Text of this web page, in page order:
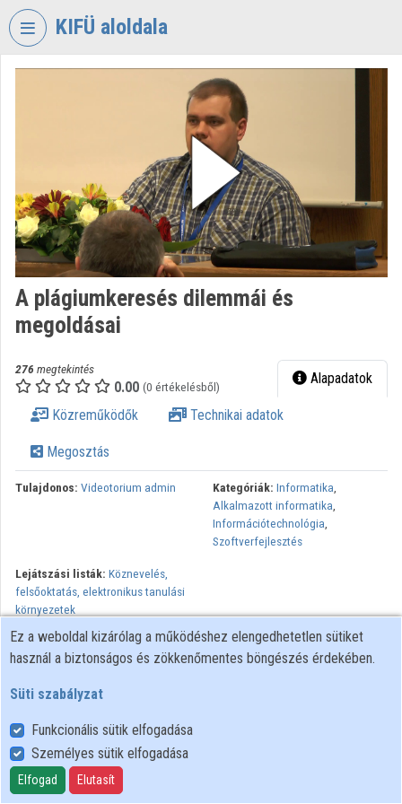
Fejléc kihagyása
KIFÜ aloldala
ÜGYNÖKSÉG
Intézményi kezdőlap
Bejelentkezés
Intézményi felfedezés
Kategóriák
Intézményi listák
Intézmények
Közreműködők
A plágiumkeresés dilemmái és
megoldásai
276 megtekintés
0.00 (0 értékelésből) Alapadatok
Közreműködők Technikai adatok
Megosztás
Tulajdonos: Videotorium admin Kategóriák: Informatika,
Alkalmazott informatika,
Információtechnológia,
Szoftverfejlesztés
Lejátszási listák: Köznevelés,
felsőoktatás, elektronikus tanulási
környezetek
Előadás az NIIF Intézet 2016-os Networkshop konferenciáján
Felhasználói szabályzat
Adatkezelési tájékoztató
Süti szabályzat
Ez a weboldal kizárólag a működéshez elengedhetetlen sütiket
használ a biztonságos és zökkenőmentes böngészés érdekében.
Süti szabályzat
Funkcionális sütik elfogadása
Személyes sütik elfogadása
Elfogad Elutasít